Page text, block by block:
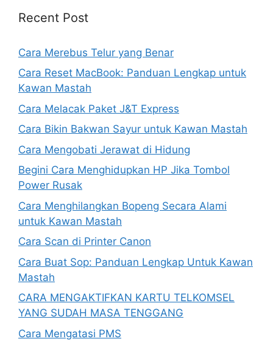
Recent Post
Cara Merebus Telur yang Benar
Cara Reset MacBook: Panduan Lengkap untuk
Kawan Mastah
Cara Melacak Paket J&T Express
Cara Bikin Bakwan Sayur untuk Kawan Mastah
Cara Mengobati Jerawat di Hidung
Begini Cara Menghidupkan HP Jika Tombol
Power Rusak
Cara Menghilangkan Bopeng Secara Alami
untuk Kawan Mastah
Cara Scan di Printer Canon
Cara Buat Sop: Panduan Lengkap Untuk Kawan
Mastah
CARA MENGAKTIFKAN KARTU TELKOMSEL
YANG SUDAH MASA TENGGANG
Cara Mengatasi PMS